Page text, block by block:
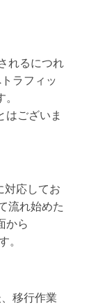
れるにつれ
ラフィッ
はございま
対応してお
流れ始めた
から
。
移行作業